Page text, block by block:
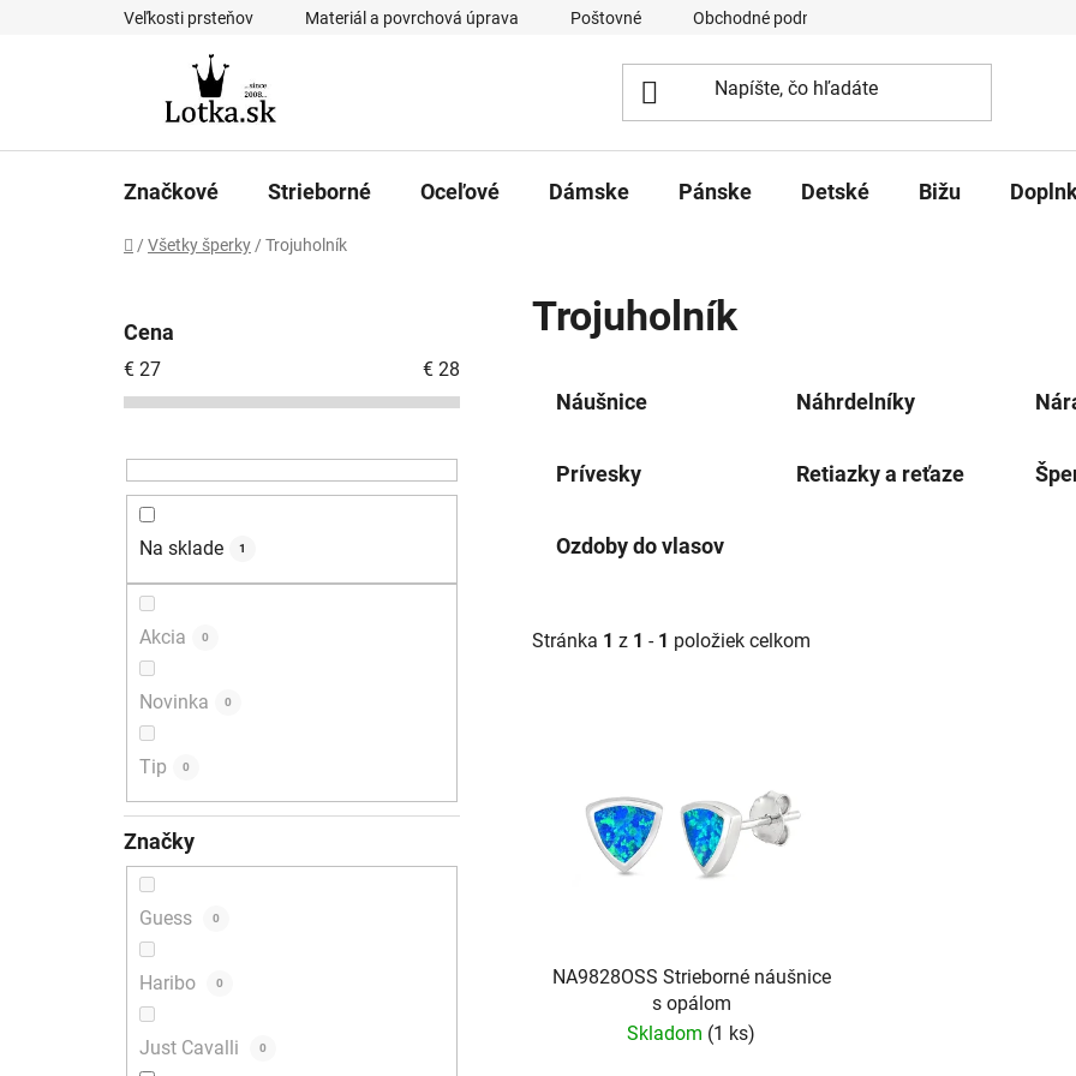
Veľkosti prsteňov Materiál a povrchová úprava Poštovné Obchodné podmienky
Značkové Strieborné Oceľové Dámske Pánske Detské Bižu
Domov
/ Všetky šperky / Trojuholník
Cena
€ 27 € 28
Na sklade 1
Akcia 0
Novinka 0
Tip 0
Značky
Guess 0
Haribo 0
Just Cavalli 0
Trojuholník
Náušnice Náhrdelníky
Prívesky Retiazky a reťaze
Ozdoby do vlasov
Stránka 1 z 1 - 1 položiek celkom
NA9828OSS Strieborné náušnice
s opálom
Skladom (1 ks)